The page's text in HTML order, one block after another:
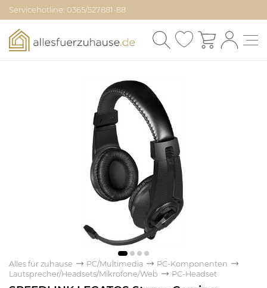
Servicehotline: 0365/527881-88
Alles für zuhause PC/Multimedia
PC-Komponenten
Lautsprecher/Headsets/Mikrofone/Web
PC-Headset